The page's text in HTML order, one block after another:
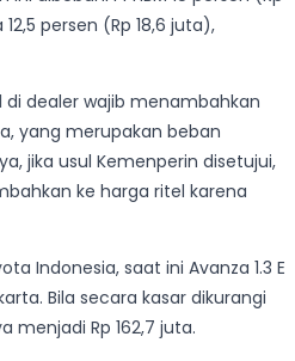
persen (Rp 18,6 juta),
di dealer wajib menambahkan
yang merupakan beban
jika usul Kemenperin disetujui,
ke harga ritel karena
Indonesia, saat ini Avanza 1.3 E
Bila secara kasar dikurangi
menjadi Rp 162,7 juta.